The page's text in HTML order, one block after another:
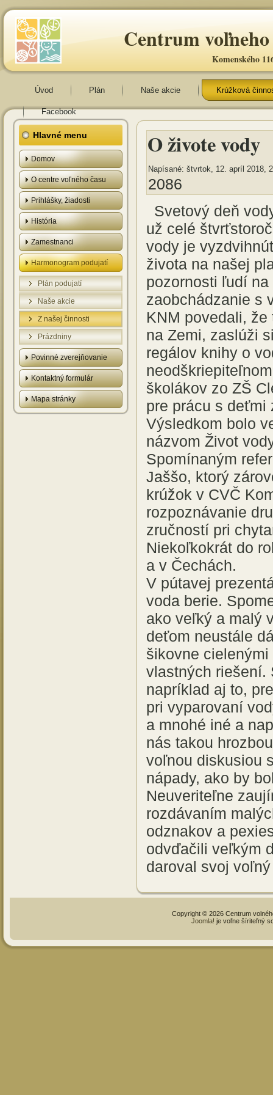
Centrum voľneho
Komenského
Úvod Plán Naše akcie Krúžková
Facebook
Hlavné menu
Domov
O centre voľného času
Prihlášky, žiadosti
História
Zamestnanci
Harmonogram podujatí
Plán podujatí
Naše akcie
Z našej činnosti
Prázdniny
Povinné zverejňovanie
Kontaktný formulár
Mapa stránky
O živote vody
Napísané: štvrtok, 12. apríl 2018,
2086
Svetový deň
už celé
vody je
života na našej
pozornosti ľudí
zaobchádzanie s
KNM povedali,
na Zemi, zaslúži
regálov knihy o
školákov zo ZŠ
pre prácu s deťmi
Výsledkom bolo
názvom Život
Spomínaným
Jaššo, ktorý
krúžok v CVČ
rozpoznávanie
zručností pri
Niekoľkokrát do
a v Čechách.
V pútavej
voda berie.
ako veľký a malý
deťom neustále
šikovne
vlastných riešení.
napríklad aj to,
pri vyparovaní
a mnohé iné a
nás takou
voľnou diskusiou
nápady, ako by
Neuveriteľne
rozdávaním
odznakov a
odvďačili veľkým
daroval svoj
Copyright © 2026 Centrum
Joomla! je voľne šíriteľný